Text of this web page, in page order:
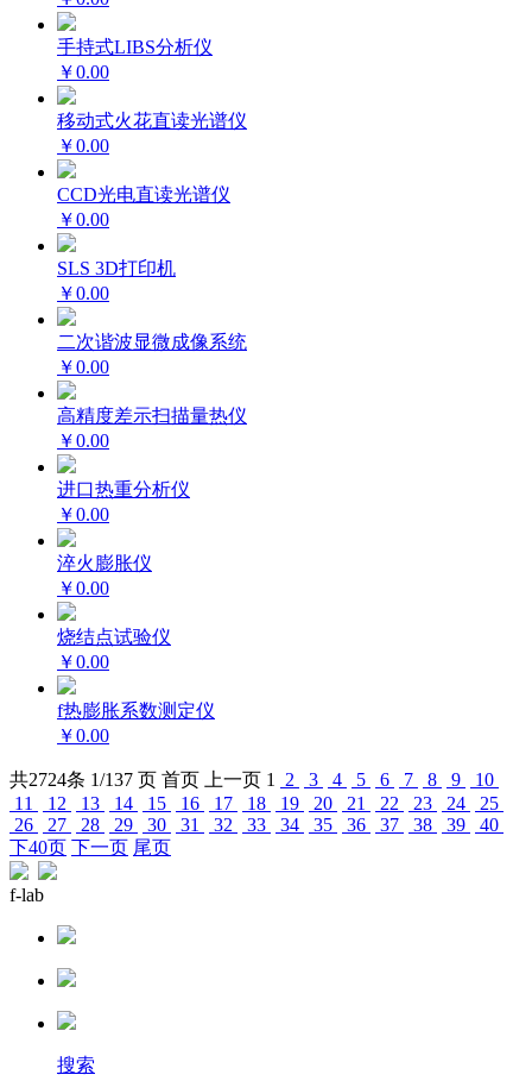
手持式LIBS分析仪
￥0.00
移动式火花直读光谱仪
￥0.00
CCD光电直读光谱仪
￥0.00
SLS 3D打印机
￥0.00
二次谐波显微成像系统
￥0.00
高精度差示扫描量热仪
￥0.00
进口热重分析仪
￥0.00
淬火膨胀仪
￥0.00
烧结点试验仪
￥0.00
f热膨胀系数测定仪
￥0.00
共2724条 1/137 页 首页 上一页 1 2 3 4 5 6 7 8 9
10
11
12 13 14 15 16 17 18 19 20 21 22 23 24
25
26
27 28 29 30 31 32 33 34 35 36 37 38 39
40
下40页 下一页 尾页
f-lab
搜索